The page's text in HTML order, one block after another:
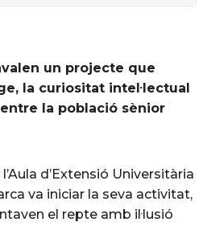
un projecte que
la curiositat intel·lectual
la població sènior
d’Extensió Universitària
va iniciar la seva activitat,
el repte amb il·lusió